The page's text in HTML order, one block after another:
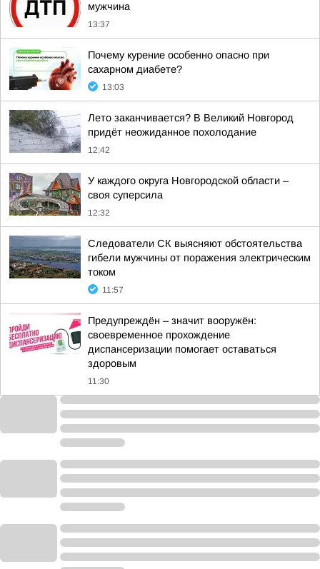
мужчина
13:37
Почему курение особенно опасно при
сахарном диабете?
13:03
Лето заканчивается? В Великий Новгород
придёт неожиданное похолодание
12:42
У каждого округа Новгородской области –
своя суперсила
12:32
Следователи СК выясняют обстоятельства
гибели мужчины от поражения электрическим
током
11:57
Предупреждён – значит вооружён:
своевременное прохождение
диспансеризации помогает оставаться
здоровым
11:30